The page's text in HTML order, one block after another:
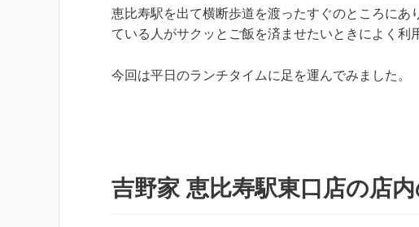
恵比寿駅を出て横断歩道を渡ったすぐのところに
ている人がサクッとご飯を済ませたいときによく利
今回は平日のランチタイムに足を運んでみました。
吉野家 恵比寿駅東口店の店